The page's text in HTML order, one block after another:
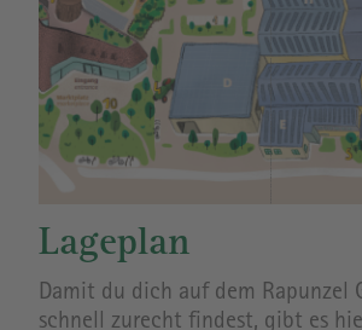
Lageplan
Damit du dich auf dem Rapunzel
schnell zurecht findest, gibt es